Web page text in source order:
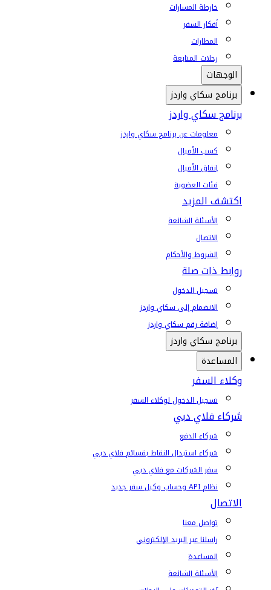
خارطة المسارات
أفكار السفر
المطارات
رحلات المتابعة
الوجهات
برنامج سكاي واردز
برنامج سكاي واردز
معلومات عن برنامج سكاي واردز
كسب الأميال
إنفاق الأميال
فئات العضوية
اكتشف المزيد
الأسئلة الشائعة
الاتصال
الشروط والأحكام
روابط ذات صلة
تسجيل الدخول
الانضمام إلى سكاي واردز
إضافة رقم سكاي واردز
برنامج سكاي واردز
المساعدة
وكلاء السفر
تسجيل الدخول لوكلاء السفر
شركاء فلاي دبي
شركاء الدفع
شركاء استبدال النقاط بقسائم فلاي دبي
سفر الشركات مع فلاي دبي
نظام API وحساب وكيل سفر جديد
الاتصال
تواصل معنا
راسلنا عبر البريد الإلكتروني
المساعدة
الأسئلة الشائعة